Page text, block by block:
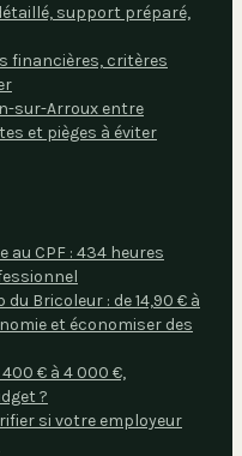
support préparé,
financières, critères
sur-Arroux entre
et pièges à éviter
CPF : 434 heures
Bricoleur : de 14,90 € à
et économiser des
€ à 4 000 €,
?
si votre employeur